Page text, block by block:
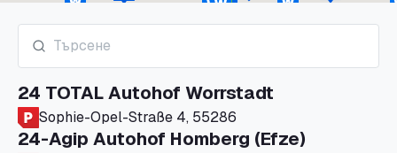
24 TOTAL Autohof Worrstadt
Sophie-Opel-Straße 4, 55286
24-Agip Autohof Homberg (Efze)